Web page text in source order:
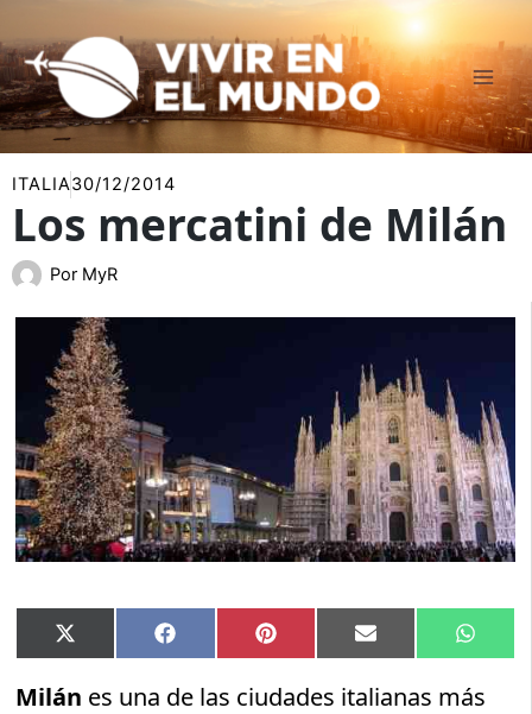
al
contenido
ITALIA30/12/2014
Los mercatini de Milán
Por MyR
Compartir
en
X
(Twitter)
Compartir
en
Facebook Compartir
en
Pinterest Compartir
en
Email
en
Milán es una de las ciudades italianas más